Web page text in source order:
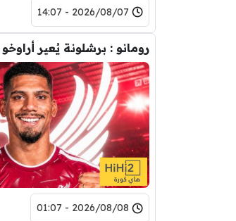
2026/08/07 - 14:07
2026/08/08 - 01:07